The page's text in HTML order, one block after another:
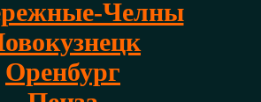
Челны
Оренбург